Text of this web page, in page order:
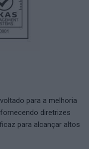
para a melhoria
diretrizes
para alcançar altos